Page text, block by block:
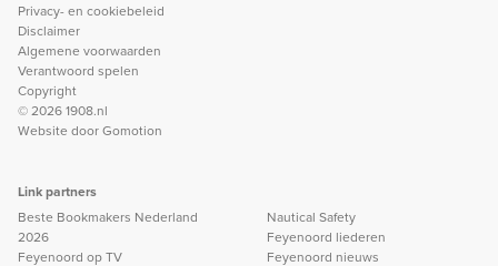
Privacy- en cookiebeleid
Disclaimer
Algemene voorwaarden
Verantwoord spelen
Copyright
© 2026 1908.nl
Website doorGomotion
Link partners
Beste Bookmakers Nederland
2026
Feyenoord op TV
Nautical Safety
Feyenoord liederen
Feyenoord nieuws